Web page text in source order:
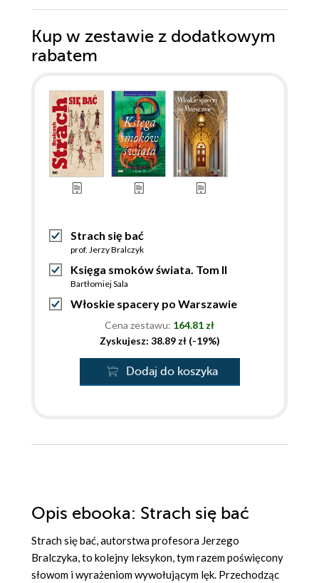
Kup w zestawie z dodatkowym
rabatem
Strach się bać
prof. Jerzy Bralczyk
Księga smoków świata. Tom II
Bartłomiej Sala
Włoskie spacery po Warszawie
Cena zestawu: 164.81 zł
Zyskujesz: 38.89 zł (-19%)
Dodaj do koszyka
Opis ebooka: Strach się bać
Strach się bać, autorstwa profesora Jerzego
Bralczyka, to kolejny leksykon, tym razem poświęcony
słowom i wyrażeniom wywołującym lęk. Przechodząc